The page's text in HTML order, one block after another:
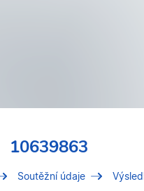
10639863
Soutěžní údaje